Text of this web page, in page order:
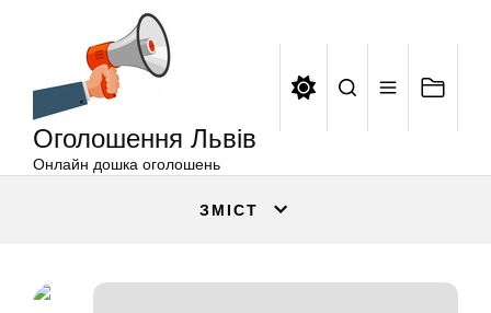
Оголошення Львів
Онлайн дошка оголошень
ЗМІСТ